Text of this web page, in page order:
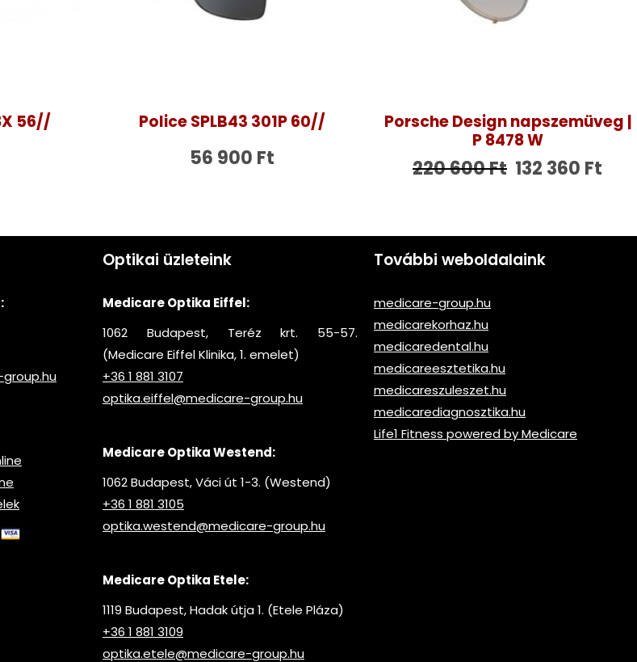
56// Police SPLB43 301P 60//
56 900 Ft
Porsche Design napszemüveg |
P 8478 W
220 600Ft 132 360 Ft
Optikai üzleteink
Medicare Optika Eiffel:
1062 Budapest, Teréz krt. 55-57.
(Medicare Eiffel Klinika, 1. emelet)
+36 1 881 3107
optika.eiffel@medicare-group.hu
Medicare Optika Westend:
1062 Budapest, Váci út 1-3. (Westend)
+36 1 881 3105
optika.westend@medicare-group.hu
Medicare Optika Etele:
1119 Budapest, Hadak útja 1. (Etele Pláza)
+36 1 881 3109
optika.etele@medicare-group.hu
További weboldalaink
medicare-group.hu
medicarekorhaz.hu
medicaredental.hu
medicareesztetika.hu
medicareszuleszet.hu
medicarediagnosztika.hu
Life1 Fitness powered by Medicare